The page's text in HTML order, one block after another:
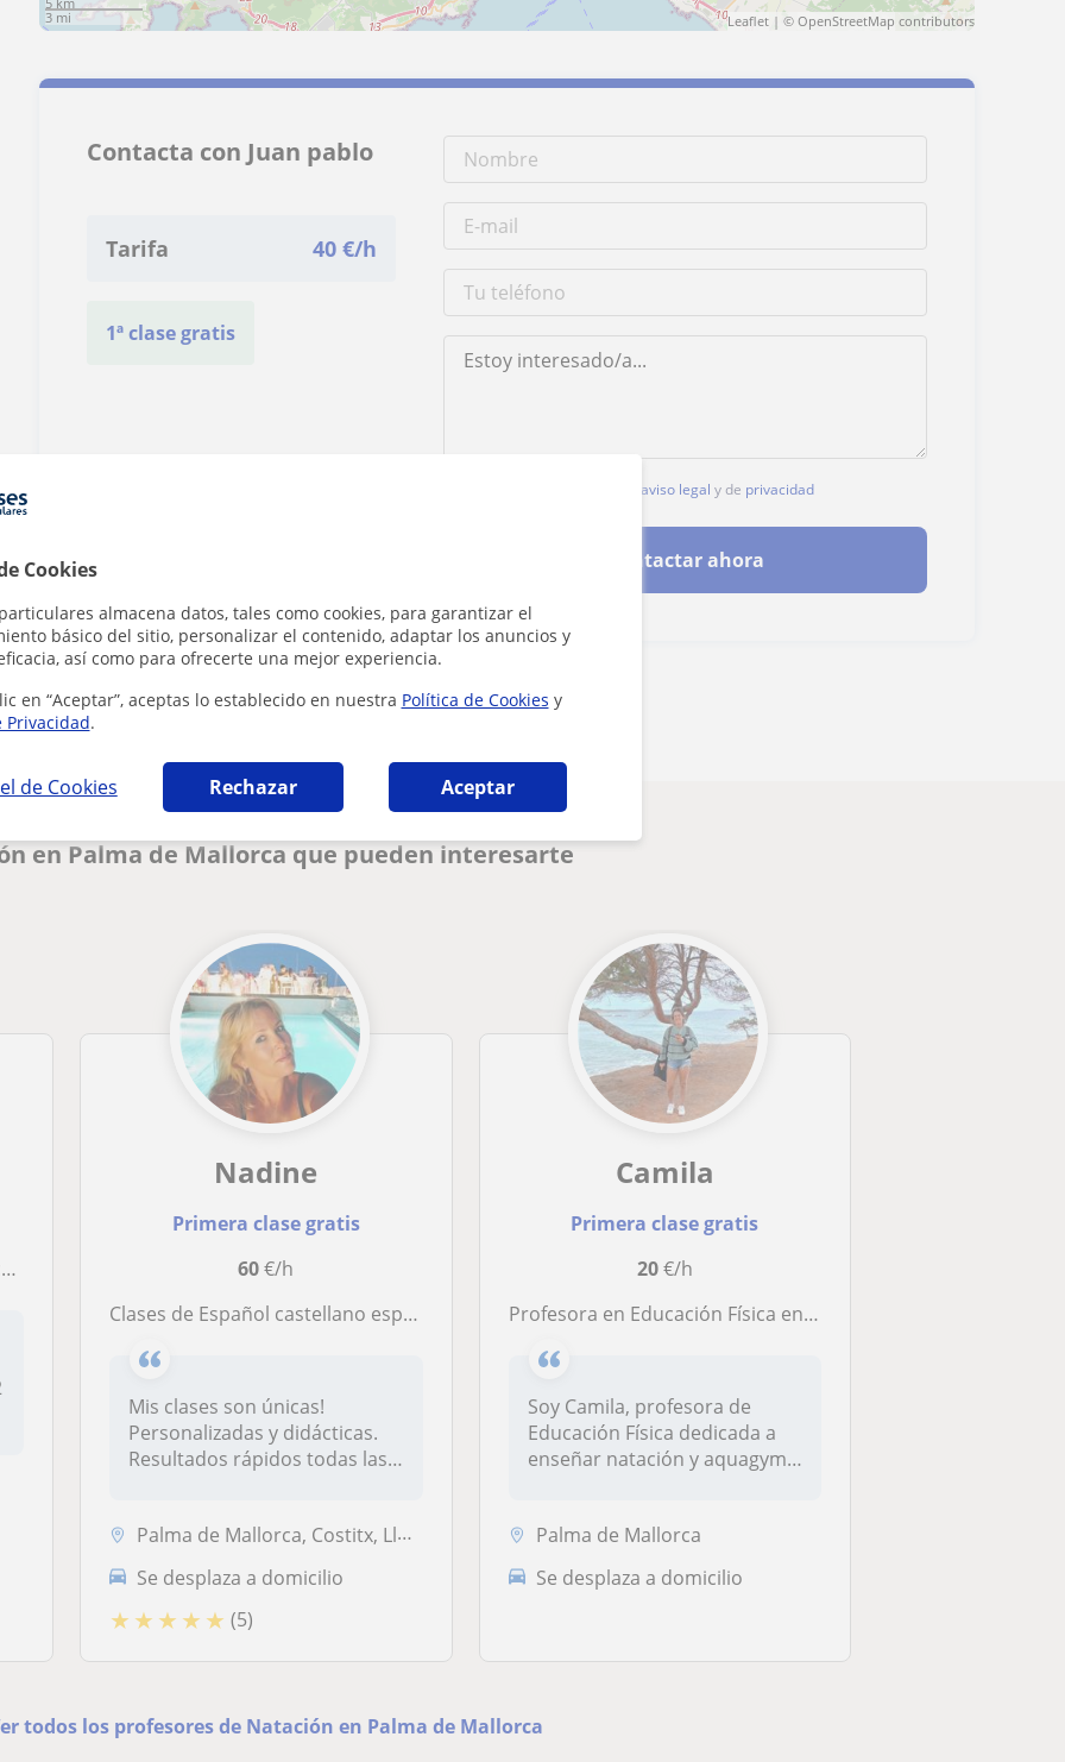
Cookies
almacena datos, tales como cookies, para garantizar el
básico del sitio, personalizar el contenido, adaptar los anuncios y
así como para ofrecerte una mejor experiencia.
en “Aceptar”, aceptas lo establecido en nuestra Política de Cookies y
Privacidad.
de Cookies Rechazar Aceptar
3 mi
Leaflet| © OpenStreetMap contributors
Contacta con Juan pablo
Tarifa 40 €/h
1ª clase gratis
aviso legal y de privacidad
Contactar ahora
en Palma de Mallorca que pueden interesarte
Nadine
Primera clase gratis
60€/h
Clases de Español castellano especial para extranjeros. Didáctica única! Personalizadas o a grupos familiares. A domicilio y online. Práctico y teórico. Oral y escrito. Traducciones
Mis clases son únicas!
Personalizadas y didácticas.
Resultados rápidos todas las
Palma de Mallorca, Costitx, Lloret de Vistalegre, Montuïri, Sineu
Se desplaza a domicilio
★ ★ ★ ★ ★ (5)
Camila
Primera clase gratis
20€/h
Profesora en Educación Física enseña natación (para adultos y niños) y aquagym a domicilio
Soy Camila, profesora de
Educación Física dedicada a
enseñar natación y aquagym a
Palma de Mallorca
Se desplaza a domicilio
todos los profesores de Natación en Palma de Mallorca